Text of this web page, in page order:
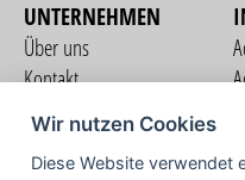
UNTERNEHMEN
Über uns
Kontakt
Nutzungsbedingungen
Datenschutzerklärung
Impressum
Wir nutzen Cookies
Diese Website verwendet